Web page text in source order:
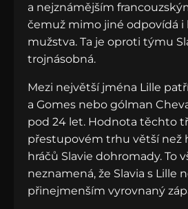
a nejznámějším
čemuž mimo jiné odpovídá i
mužstva. Ta je oproti týmu
trojnásobná.
Mezi největší jména Lille
a Gomes nebo gólman
pod 24 let. Hodnota těchto
přestupovém trhu větší než
hráčů Slavie dohromady. To
neznamená, že Slavia s Lille
přinejmenším vyrovnaný